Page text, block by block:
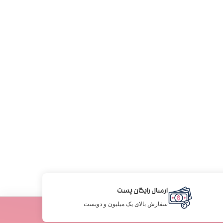
ارسال رایگان پست
سفارش بالای یک میلیون و دویست